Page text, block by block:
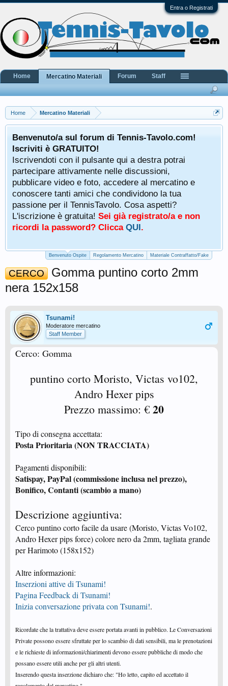
Entra o Registrati
Home Mercatino Materiali
Benvenuto/a sul forum di Tennis-Tavolo.com!
Iscriviti è GRATUITO!
Iscrivendoti con il pulsante qui a destra potrai
partecipare attivamente nelle discussioni,
pubblicare video e foto, accedere al mercatino e
conoscere tanti amici che condividono la tua
passione per il TennisTavolo. Cosa aspetti?
L'iscrizione è gratuita! Sei già registrato/a e non
ricordi la password? Clicca QUI.
Benvenuto Ospite Regolamento Mercatino Materiale Contraffatto/Fake
CERCO
Gomma puntino corto 2mm
nera 152x158
Tsunami!
Moderatore mercatino
Staff Member
Cerco: Gomma
puntino corto Moristo, Victas vo102,
Andro Hexer pips
Prezzo massimo: € 20
Tipo di consegna accettata:
Posta Prioritaria (NON TRACCIATA)
Pagamenti disponibili:
Satispay, PayPal (commissione inclusa nel prezzo),
Bonifico, Contanti (scambio a mano)
Descrizione aggiuntiva:
Cerco puntino corto facile da usare (Moristo, Victas Vo102,
Andro Hexer pips force) colore nero da 2mm, tagliata grande
per Harimoto (158x152)
Altre informazioni:
Inserzioni attive di Tsunami!
Pagina Feedback di Tsunami!
Inizia conversazione privata con Tsunami!.
Ricordate che la trattativa deve essere portata avanti in pubblico. Le Conversazioni
Private possono essere sfruttate per lo scambio di dati sensibili, ma le prenotazioni
e le richieste di informazioni/chiarimenti devono essere pubbliche di modo che
possano essere utili anche per gli altri utenti.
Inserendo questa inserzione dichiaro che: "Ho letto, capito ed accettato il
Home Mercatino Materiali Forum Staff